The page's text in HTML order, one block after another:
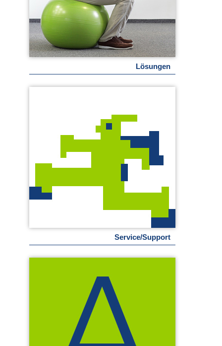
Lösungen
Service/Support